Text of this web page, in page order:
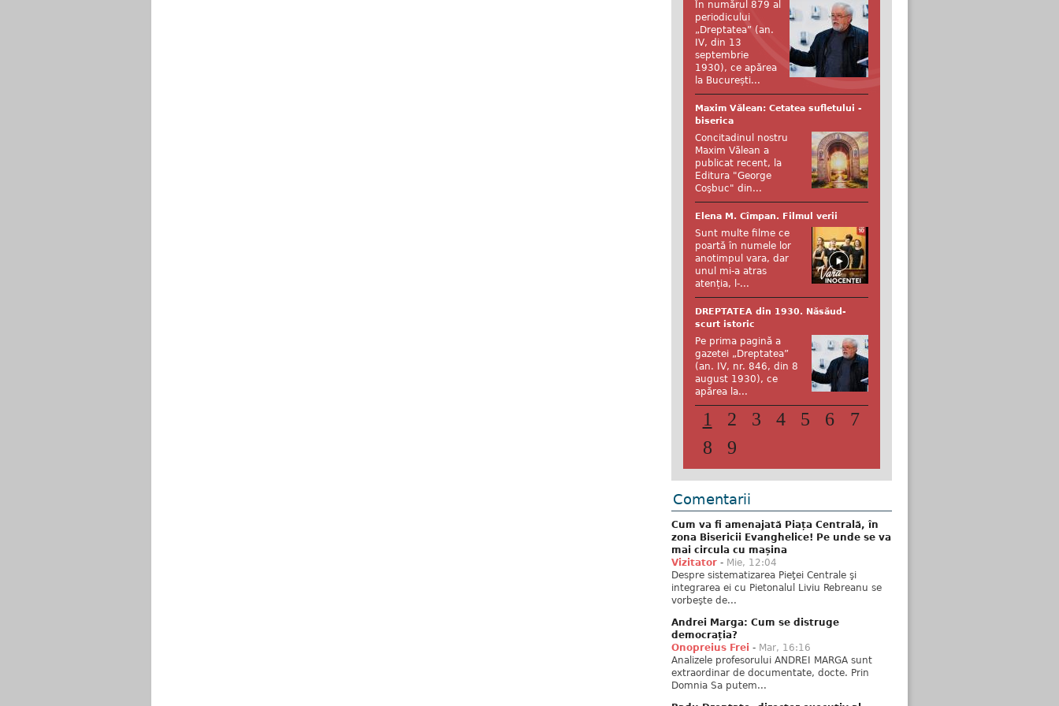
În numărul 879 al
periodicului
„Dreptatea” (an.
IV, din 13
septembrie
1930), ce apărea
la București...
Maxim Vălean: Cetatea sufletului -
biserica
Concitadinul nostru
Maxim Vălean a
publicat recent, la
Editura "George
Coşbuc" din...
Elena M. Cîmpan. Filmul verii
Sunt multe filme ce
poartă în numele lor
anotimpul vara, dar
unul mi-a atras
atenția, l-...
DREPTATEA din 1930. Năsăud-
scurt istoric
Pe prima pagină a
gazetei „Dreptatea”
(an. IV, nr. 846, din 8
august 1930), ce
apărea la...
1 2 3 4 5 6
7
8
9
Comentarii
Cum va fi amenajată Piața Centrală, în
zona Bisericii Evanghelice! Pe unde se va
mai circula cu mașina
Vizitator - Mie, 12:04
Despre sistematizarea Pieţei Centrale şi
integrarea ei cu Pietonalul Liviu Rebreanu se
vorbeşte de...
Andrei Marga: Cum se distruge
democrația?
Onopreius Frei - Mar, 16:16
Analizele profesorului ANDREI MARGA sunt
extraordinar de documentate, docte. Prin
Domnia Sa putem...